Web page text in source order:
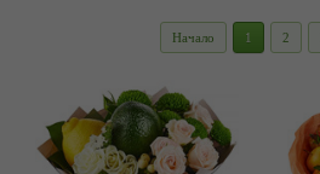
Начало 1 2